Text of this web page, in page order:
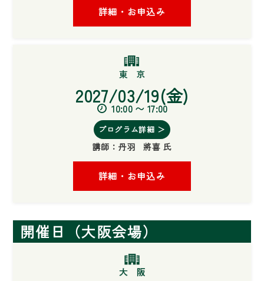
詳細・お申込み
2027/03/19(金)
10:00 〜 17:00
プログラム詳細 ＞
講師： 丹羽 將喜 氏
詳細・お申込み
開催日（大阪会場）